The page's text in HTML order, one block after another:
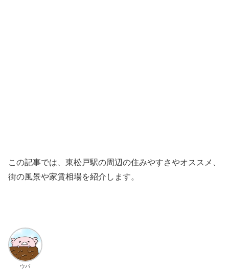
この記事では、東松戸駅の周辺の住みやすさやオススメ、
街の風景や家賃相場を紹介します。
ウパ